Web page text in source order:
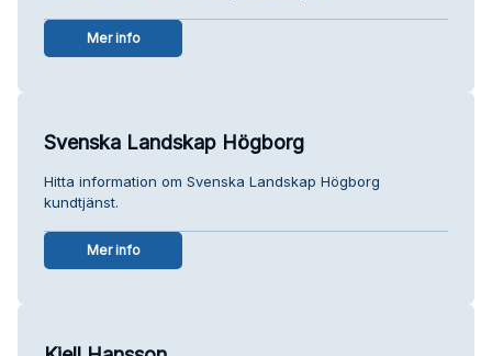
Mer info
Svenska Landskap Högborg
Hitta information om Svenska Landskap Högborg
kundtjänst.
Mer info